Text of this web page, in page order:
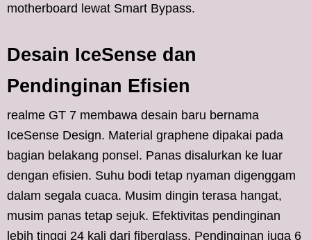
motherboard lewat Smart Bypass.
Desain IceSense dan
Pendinginan Efisien
realme GT 7 membawa desain baru bernama
IceSense Design. Material graphene dipakai pada
bagian belakang ponsel. Panas disalurkan ke luar
dengan efisien. Suhu bodi tetap nyaman digenggam
dalam segala cuaca. Musim dingin terasa hangat,
musim panas tetap sejuk. Efektivitas pendinginan
lebih tinggi 24 kali dari fiberglass. Pendinginan juga 6